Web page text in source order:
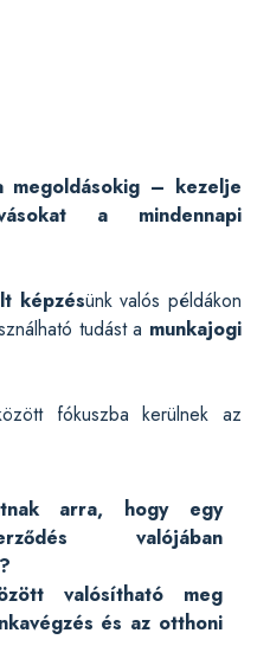
megoldásokig – kezelje
a mindennapi
képzésünk valós példákon
tudást a munkajogi
fókuszba kerülnek az
arra, hogy egy
valójában
valósítható meg
és az otthoni